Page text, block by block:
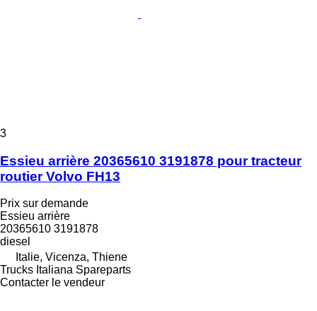
3
Essieu arrière 20365610 3191878 pour tracteur
routier Volvo FH13
Prix sur demande
Essieu arrière
20365610 3191878
diesel
Italie, Vicenza, Thiene
Trucks Italiana Spareparts
Contacter le vendeur